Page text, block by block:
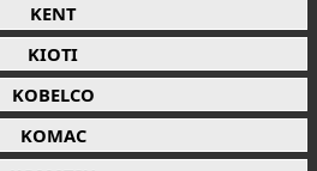
KENT
KIOTI
KOBELCO
KOMAC